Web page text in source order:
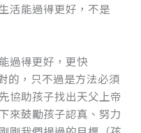
活能過得更好，不是
過得更好，更快
，只不過是方法必須
協助孩子找出天父上帝
來鼓勵孩子認真、努力